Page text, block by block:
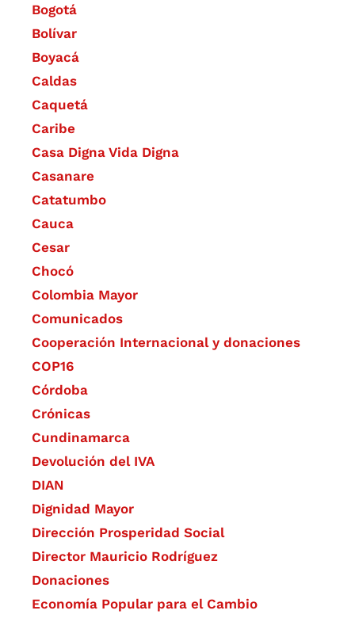
Bogotá
Bolívar
Boyacá
Caldas
Caquetá
Caribe
Casa Digna Vida Digna
Casanare
Catatumbo
Cauca
Cesar
Chocó
Colombia Mayor
Comunicados
Cooperación Internacional y donaciones
COP16
Córdoba
Crónicas
Cundinamarca
Devolución del IVA
DIAN
Dignidad Mayor
Dirección Prosperidad Social
Director Mauricio Rodríguez
Donaciones
Economía Popular para el Cambio